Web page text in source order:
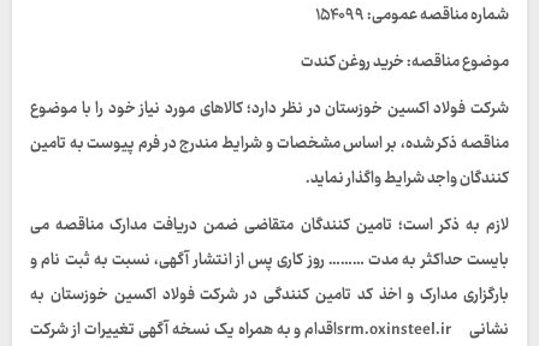
شماره مناقصه عمومی: ۱۵۴۰۹۹
موضوع مناقصه: خرید روغن کندت
شرکت فولاد اکسین خوزستان در نظر دارد؛ کالاهای مورد نیاز خود را با موضوع
مناقصه ذکر شده، بر اساس مشخصات و شرایط مندرج در فرم پیوست به تامین
کنندگان واجد شرایط واگذار نماید.
لازم به ذکر است؛ تامین کنندگان متقاضی ضمن دریافت مدارک مناقصه می
بایست حداکثر به مدت ……… روز کاری پس از انتشار آگهی، نسبت به ثبت نام و
بارگزاری مدارک و اخذ کد تامین کنندگی در شرکت فولاد اکسین خوزستان به
نشانی srm.oxinsteel.irاقدام و به همراه یک نسخه آگهی تغییرات از شرکت